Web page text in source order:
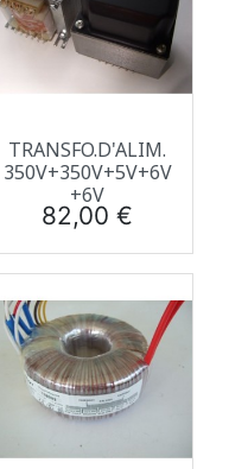
TRANSFO.D'ALIM.
350V+350V+5V+6V
+6V
Prix
82,00 €